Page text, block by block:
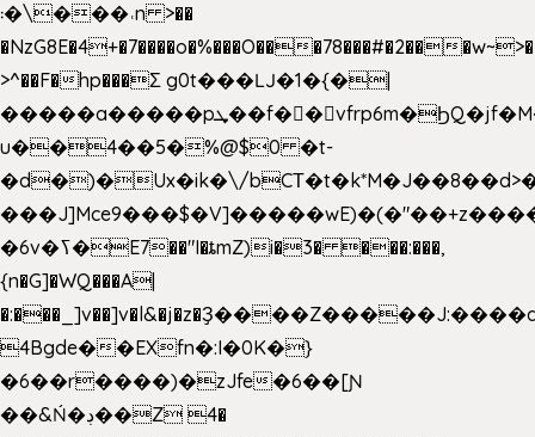
��\�܃�˓n >��
�NzG8E�4+�7����o�%���O���78���#�2��
>^��F�hp���Σ g0t���Ǉ�1�{�|
�����a�����pܜ��f��vfrp6m�ϦQ�jf�M����J:�x��-?
u��4��5�%@$0 �t-
�d�)�Ux�ik�\/
���J]Mce9���$�V]�����wE)�(�"��+z���
�6v�ߖ�E7��"I�ȶmZ)i�3� ���:���,
{n�G]�WQ���A|
4Bgde��EXfn�:I�0K�}
�6��r����)�zJfe�6��[Ɲ
��&Ń�ڊ��Z 4�